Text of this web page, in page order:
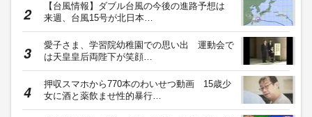
【台風情報】ダブル台風の今後の進路予想は
来週、台風15号が北日本…
愛子さま、学習院幼稚園での思い出 運動会で
は天皇皇后両陛下が笑顔…
押収スマホから770本のわいせつ動画 15歳少
女に酒と薬飲ませ性的暴行…